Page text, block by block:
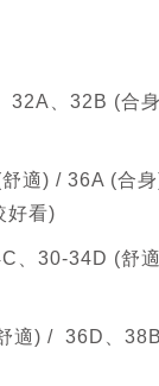
32A、32B (合
適) / 36A (合
好看)
、30-34D (舒
適) / 36D、